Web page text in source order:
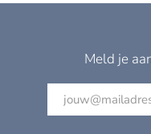
Meld je